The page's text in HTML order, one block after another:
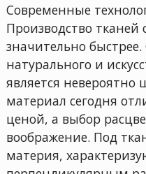
Современные
Производство тканей
значительно
натурального и
является
материал сегодня
ценой, а выбор
воображение. Под
материя,